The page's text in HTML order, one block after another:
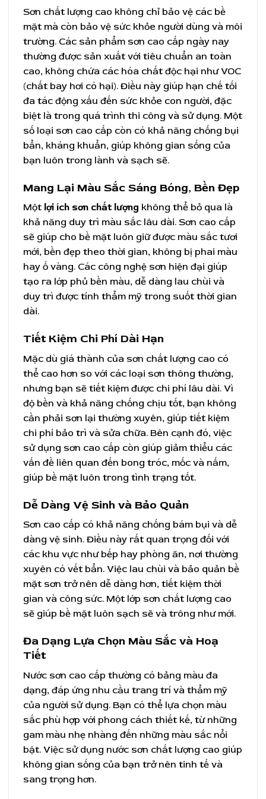
Sơn chất lượng cao không chỉ bảo vệ các bề
mặt mà còn bảo vệ sức khỏe người dùng và môi
trường. Các sản phẩm sơn cao cấp ngày nay
thường được sản xuất với tiêu chuẩn an toàn
cao, không chứa các hóa chất độc hại như VOC
(chất bay hơi có hại). Điều này giúp hạn chế tối
đa tác động xấu đến sức khỏe con người, đặc
biệt là trong quá trình thi công và sử dụng. Một
số loại sơn cao cấp còn có khả năng chống bụi
bẩn, kháng khuẩn, giúp không gian sống của
bạn luôn trong lành và sạch sẽ.
Mang Lại Màu Sắc Sáng Bóng, Bền Đẹp
Một lợi ích sơn chất lượng không thể bỏ qua là
khả năng duy trì màu sắc lâu dài. Sơn cao cấp
sẽ giúp cho bề mặt luôn giữ được màu sắc tươi
mới, bền đẹp theo thời gian, không bị phai màu
hay ố vàng. Các công nghệ sơn hiện đại giúp
tạo ra lớp phủ bền màu, dễ dàng lau chùi và
duy trì được tính thẩm mỹ trong suốt thời gian
dài.
Tiết Kiệm Chi Phí Dài Hạn
Mặc dù giá thành của sơn chất lượng cao có
thể cao hơn so với các loại sơn thông thường,
nhưng bạn sẽ tiết kiệm được chi phí lâu dài. Vì
độ bền và khả năng chống chịu tốt, bạn không
cần phải sơn lại thường xuyên, giúp tiết kiệm
chi phí bảo trì và sửa chữa. Bên cạnh đó, việc
sử dụng sơn cao cấp còn giúp giảm thiểu các
vấn đề liên quan đến bong tróc, mốc và nấm,
giúp bề mặt luôn trong tình trạng tốt.
Dễ Dàng Vệ Sinh và Bảo Quản
Sơn cao cấp có khả năng chống bám bụi và dễ
dàng vệ sinh. Điều này rất quan trọng đối với
các khu vực như bếp hay phòng ăn, nơi thường
xuyên có vết bẩn. Việc lau chùi và bảo quản bề
mặt sơn trở nên dễ dàng hơn, tiết kiệm thời
gian và công sức. Một lớp sơn chất lượng cao
sẽ giúp bề mặt luôn sạch sẽ và trông như mới.
Đa Dạng Lựa Chọn Màu Sắc và Hoạ
Tiết
Nước sơn cao cấp thường có bảng màu đa
dạng, đáp ứng nhu cầu trang trí và thẩm mỹ
của người sử dụng. Bạn có thể lựa chọn màu
sắc phù hợp với phong cách thiết kế, từ những
gam màu nhẹ nhàng đến những màu sắc nổi
bật. Việc sử dụng nước sơn chất lượng cao giúp
không gian sống của bạn trở nên tinh tế và
sang trọng hơn.